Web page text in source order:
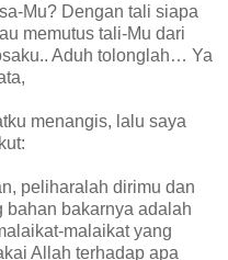
Mu? Dengan tali siapa
memutus tali-Mu dari
Aduh tolonglah… Ya
menangis, lalu saya
peliharalah dirimu dan
bahan bakarnya adalah
malaikat yang
Allah terhadap apa